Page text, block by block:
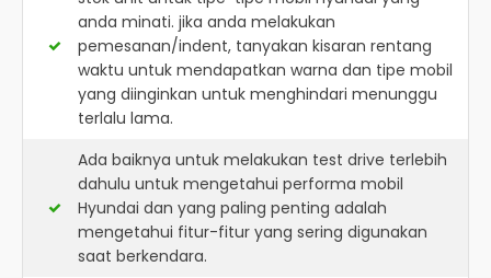
anda minati. jika anda melakukan
pemesanan/indent, tanyakan kisaran rentang
waktu untuk mendapatkan warna dan tipe mobil
yang diinginkan untuk menghindari menunggu
terlalu lama.
Ada baiknya untuk melakukan test drive terlebih
dahulu untuk mengetahui performa mobil
Hyundai dan yang paling penting adalah
mengetahui fitur-fitur yang sering digunakan
saat berkendara.